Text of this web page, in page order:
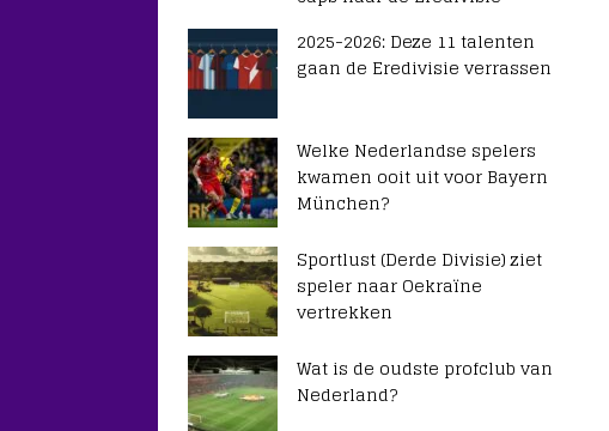
2025-2026: Deze 11 talenten
gaan de Eredivisie verrassen
Welke Nederlandse spelers
kwamen ooit uit voor Bayern
München?
Sportlust (Derde Divisie) ziet
speler naar Oekraïne
vertrekken
Wat is de oudste profclub van
Nederland?